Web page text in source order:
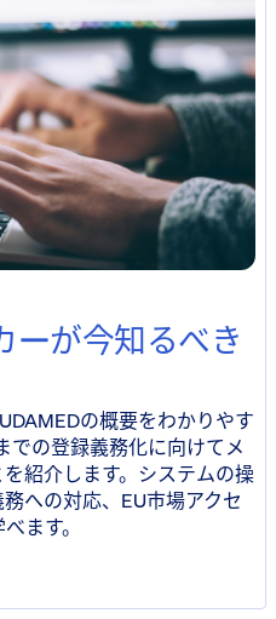
ーが今知るべき
の概要をわかりやす
での登録義務化に向けてメ
紹介します。システムの操
への対応、EU市場アクセ
ます。